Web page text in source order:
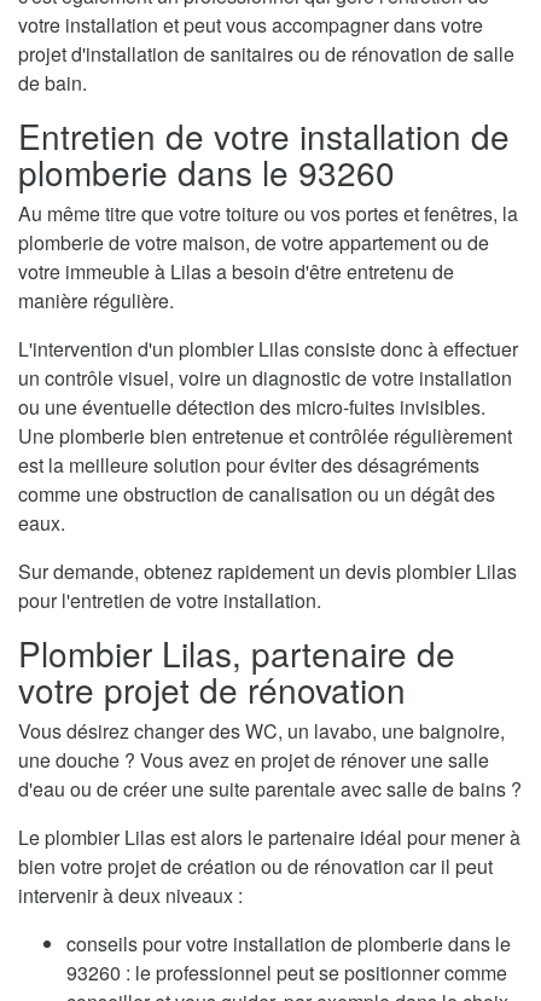
votre installation et peut vous accompagner dans votre
projet d'installation de sanitaires ou de rénovation de salle
de bain.
Entretien de votre installation de
plomberie dans le 93260
Au même titre que votre toiture ou vos portes et fenêtres, la
plomberie de votre maison, de votre appartement ou de
votre immeuble à Lilas a besoin d'être entretenu de
manière régulière.
L'intervention d'un plombier Lilas consiste donc à effectuer
un contrôle visuel, voire un diagnostic de votre installation
ou une éventuelle détection des micro-fuites invisibles.
Une plomberie bien entretenue et contrôlée régulièrement
est la meilleure solution pour éviter des désagréments
comme une obstruction de canalisation ou un dégât des
eaux.
Sur demande, obtenez rapidement un devis plombier Lilas
pour l'entretien de votre installation.
Plombier Lilas, partenaire de
votre projet de rénovation
Vous désirez changer des WC, un lavabo, une baignoire,
une douche ? Vous avez en projet de rénover une salle
d'eau ou de créer une suite parentale avec salle de bains ?
Le plombier Lilas est alors le partenaire idéal pour mener à
bien votre projet de création ou de rénovation car il peut
intervenir à deux niveaux :
conseils pour votre installation de plomberie dans le
93260 : le professionnel peut se positionner comme